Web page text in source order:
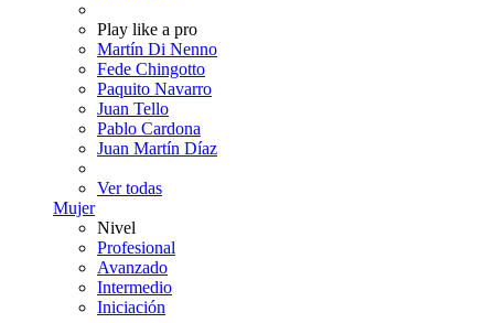
Play like a pro
Martín Di Nenno
Fede Chingotto
Paquito Navarro
Juan Tello
Pablo Cardona
Juan Martín Díaz
Ver todas
Mujer
Nivel
Profesional
Avanzado
Intermedio
Iniciación